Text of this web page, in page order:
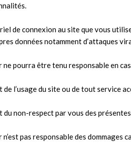
de connexion au site que vous
données notamment d’attaques
ne pourra être tenu responsable en
de l’usage du site ou de tout service
du non-respect par vous des
n’est pas responsable des